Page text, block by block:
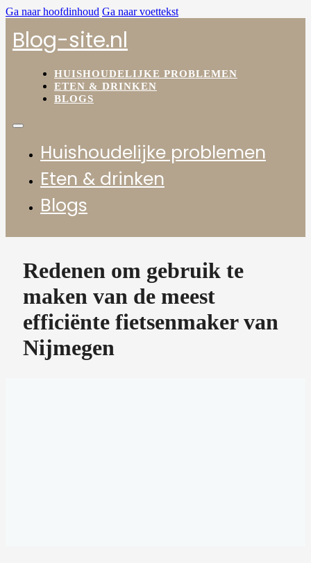
Ga naar hoofdinhoud Ga naar voettekst
Blog-site.nl
HUISHOUDELIJKE PROBLEMEN
ETEN & DRINKEN
BLOGS
Huishoudelijke problemen
Eten & drinken
Blogs
Redenen om gebruik te
maken van de meest
efficiënte fietsenmaker van
Nijmegen